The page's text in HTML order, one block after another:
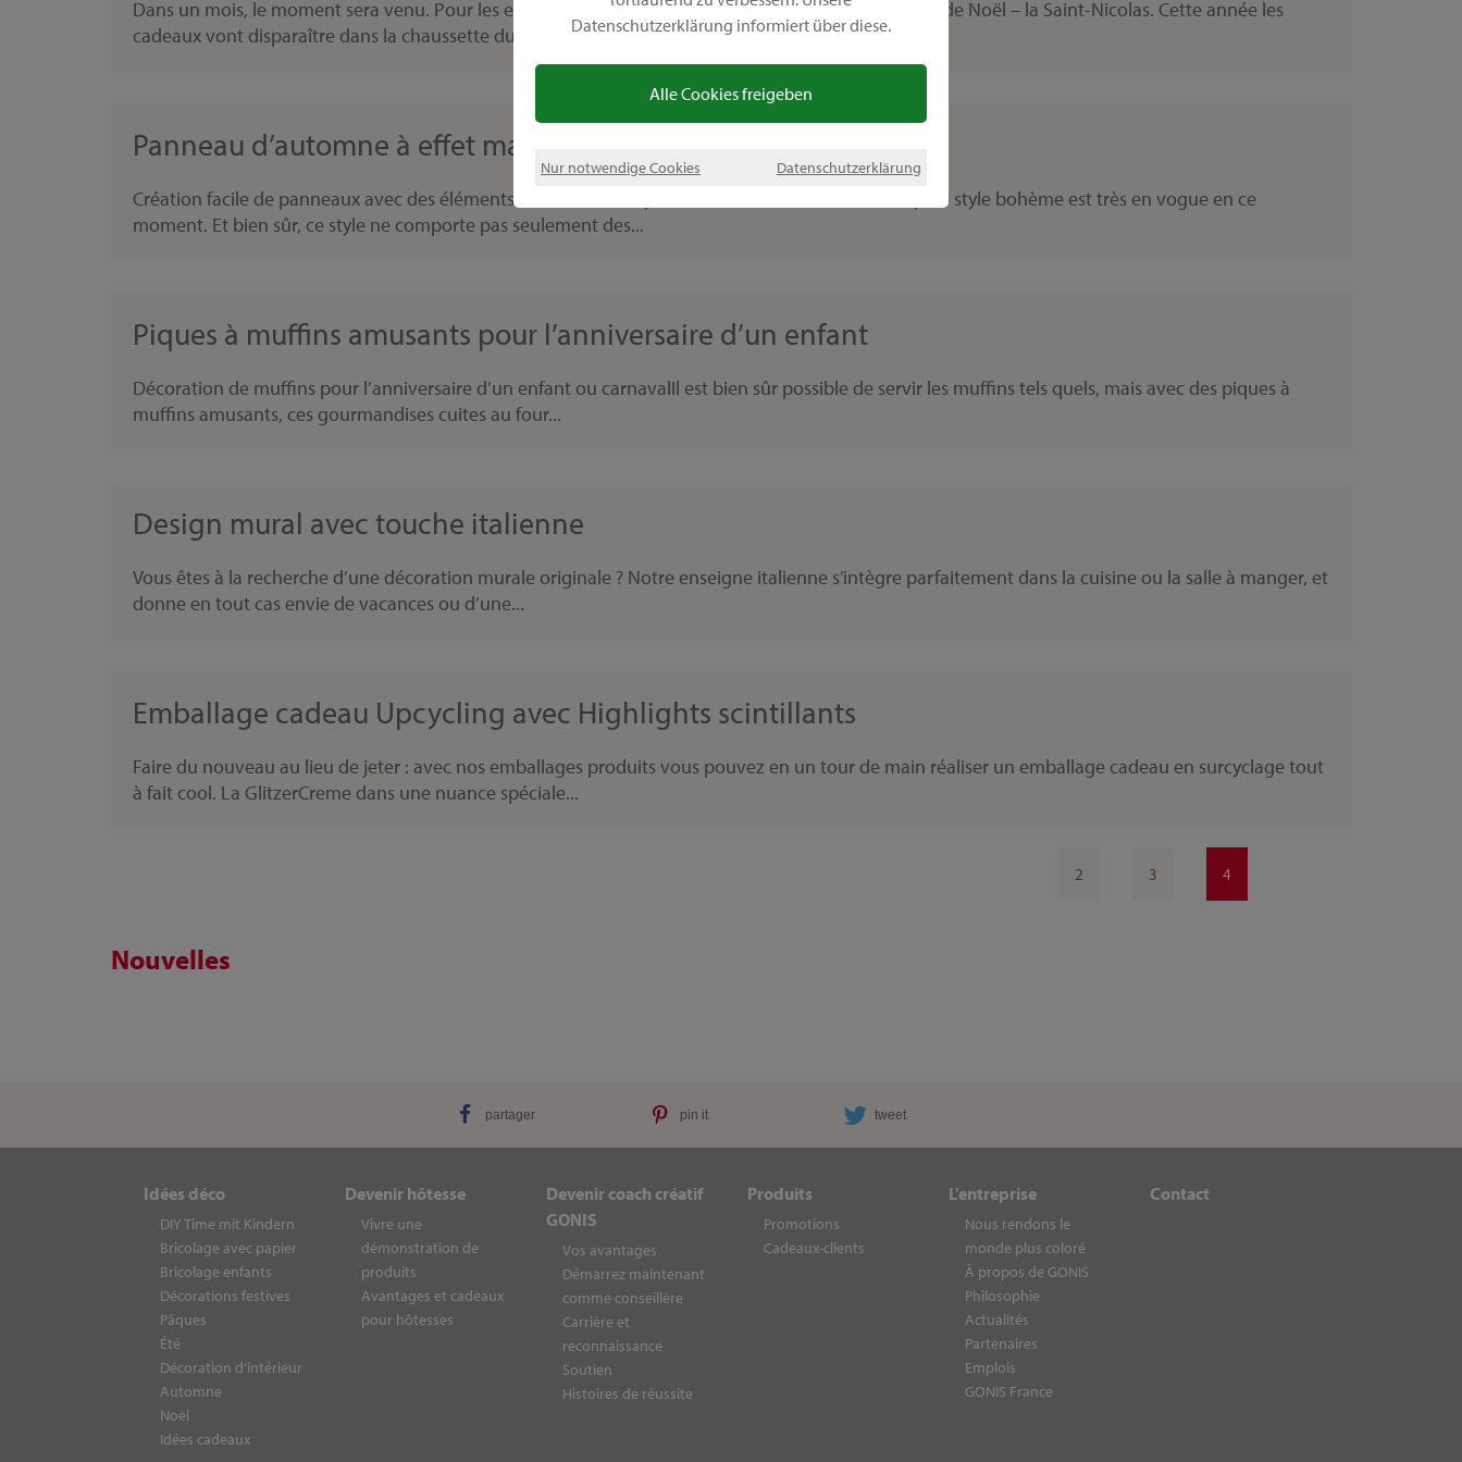
Datenschutzerklärung informiert über diese.
Alle Cookies freigeben
Nur notwendige Cookies Datenschutzerklärung
Dans un mois, le moment sera venu. Pour les enfants, approche le premier temps fort de la période de Noël – la Saint-Nicolas. Cette année les
cadeaux vont disparaître dans la chaussette du Père Noël...
Panneau d’automne à effet macramé
Création facile de panneaux avec des éléments en macramé Joyeux, individuel et avant tout cosy. Le style bohème est très en vogue en ce
moment. Et bien sûr, ce style ne comporte pas seulement des...
Piques à muffins amusants pour l’anniversaire d’un enfant
Décoration de muffins pour l’anniversaire d’un enfant ou carnavalIl est bien sûr possible de servir les muffins tels quels, mais avec des piques à
muffins amusants, ces gourmandises cuites au four...
Design mural avec touche italienne
Vous êtes à la recherche d’une décoration murale originale ? Notre enseigne italienne s’intègre parfaitement dans la cuisine ou la salle à manger, et
donne en tout cas envie de vacances ou d’une...
Emballage cadeau Upcycling avec Highlights scintillants
Faire du nouveau au lieu de jeter : avec nos emballages produits vous pouvez en un tour de main réaliser un emballage cadeau en surcyclage tout
à fait cool. La GlitzerCreme dans une nuance spéciale...
2 3 4
Nouvelles
partager pin it tweet
Idées déco
DIY Time mit Kindern
Bricolage avec papier
Bricolage enfants
Décorations festives
Pâques
Été
Décoration d‘intérieur
Automne
Noël
Idées cadeaux
Devenir hôtesse
Vivre une
démonstration de
produits
Avantages et cadeaux
pour hôtesses
Devenir coach créatif
GONIS
Vos avantages
Démarrez maintenant
comme conseillère
Carrière et
reconnaissance
Soutien
Histoires de réussite
Produits
Promotions
Cadeaux-clients
L'entreprise
Nous rendons le
monde plus coloré
À propos de GONIS
Philosophie
Actualités
Partenaires
Emplois
GONIS France
Contact